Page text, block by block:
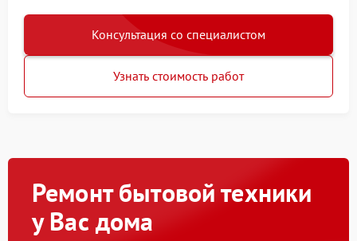
Консультация со специалистом
Узнать стоимость работ
Ремонт бытовой техники
у Вас дома